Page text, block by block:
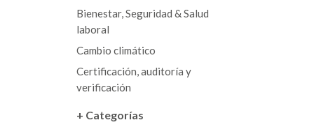
Bienestar, Seguridad & Salud
laboral
Cambio climático
Certificación, auditoría y
verificación
+ Categorías